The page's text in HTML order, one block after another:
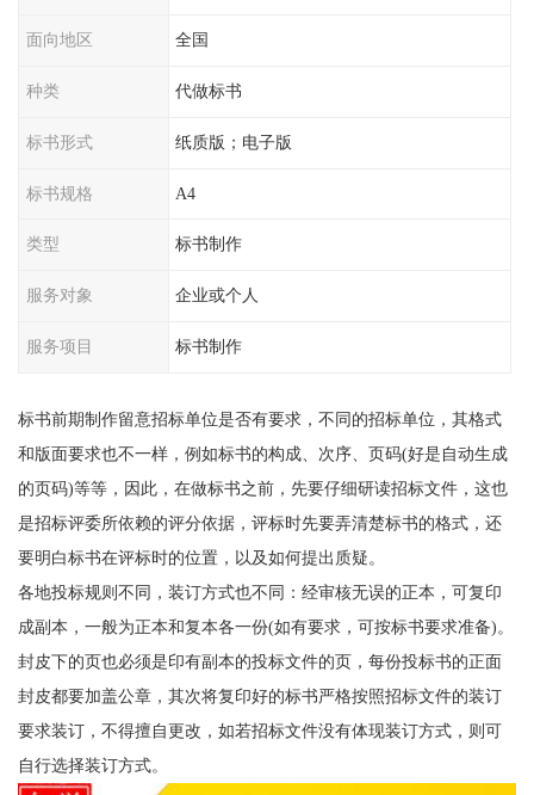
面向地区 全国
种类 代做标书
标书形式 纸质版；电子版
标书规格 A4
类型 标书制作
服务对象 企业或个人
服务项目 标书制作
标书前期制作留意招标单位是否有要求，不同的招标单位，其格式
和版面要求也不一样，例如标书的构成、次序、页码(好是自动生成
的页码)等等，因此，在做标书之前，先要仔细研读招标文件，这也
是招标评委所依赖的评分依据，评标时先要弄清楚标书的格式，还
要明白标书在评标时的位置，以及如何提出质疑。
各地投标规则不同，装订方式也不同：经审核无误的正本，可复印
成副本，一般为正本和复本各一份(如有要求，可按标书要求准备)。
封皮下的页也必须是印有副本的投标文件的页，每份投标书的正面
封皮都要加盖公章，其次将复印好的标书严格按照招标文件的装订
要求装订，不得擅自更改，如若招标文件没有体现装订方式，则可
自行选择装订方式。